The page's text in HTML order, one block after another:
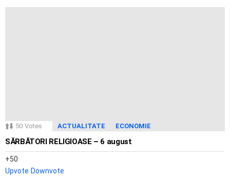
50 Votes ACTUALITATE ECONOMIE
SĂRBĂTORI RELIGIOASE – 6 august
50
Upvote Downvote